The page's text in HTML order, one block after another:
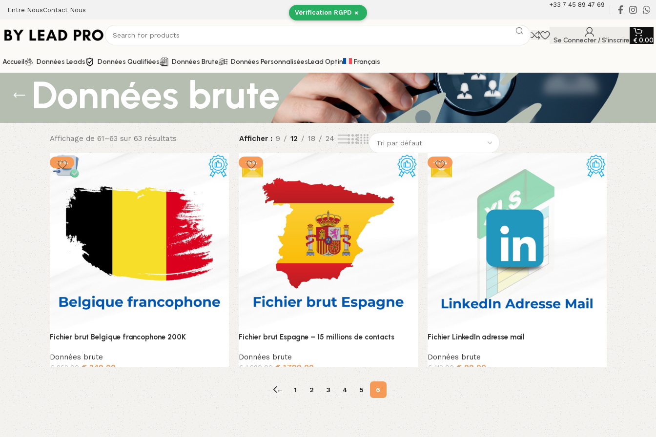
Vérification RGPD ×
Entre NousContact Nous
+33 7 45 89 47 69
Se Connecter / S'inscrire € 0,00
Accueil Données Leads Données Qualifiées Données Brute Données PersonnaliséesLead Optin Français
Données brute
Affichage de 61–63 sur 63 résultats Afficher 9 12 18 24
-7%
Fichier brut Belgique francophone 200K
Données brute
€ 269,00 € 249,00
Ajouter au panier
-5%
Fichier brut Espagne – 15 millions de contacts
Données brute
€1.890,00 €1.799,00
Ajouter au panier
-17%
Fichier LinkedIn adresse mail
Données brute
€119,00 € 99,00
Ajouter au panier
← 1 2 3 4 5 6